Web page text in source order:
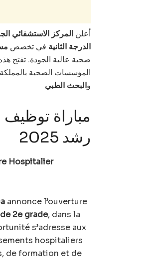
أعلن المركز الاستشفائي
الدرجة الثانية في تخصص
صحية عالية الجودة. تفتح
المؤسسات الصحية
والبحث الطبي
رشد 2025
Hospitalier
annonce l’ouverture
2e grade, dans la
s’adresse aux
hospitaliers
de formation et de